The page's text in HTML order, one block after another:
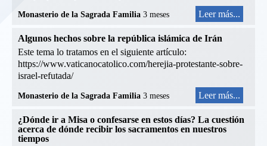
Monasterio de la Sagrada Familia 3 meses Leer más...
Algunos hechos sobre la república islámica de Irán
Este tema lo tratamos en el siguiente artículo:
https://www.vaticanocatolico.com/herejia-protestante-sobre-
israel-refutada/
Monasterio de la Sagrada Familia 3 meses Leer más...
¿Dónde ir a Misa o confesarse en estos días? La cuestión
acerca de dónde recibir los sacramentos en nuestros
tiempos